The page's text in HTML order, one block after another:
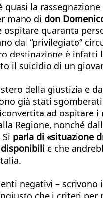
quasi la
mano di don
quaranta
dal “privilegiato”
destinazione è infatti
il suicidio di un
della giustizia e
già stati
ad ospitare
Regione, nonché
parla di «situazione
e che
negativi –
che i criteri